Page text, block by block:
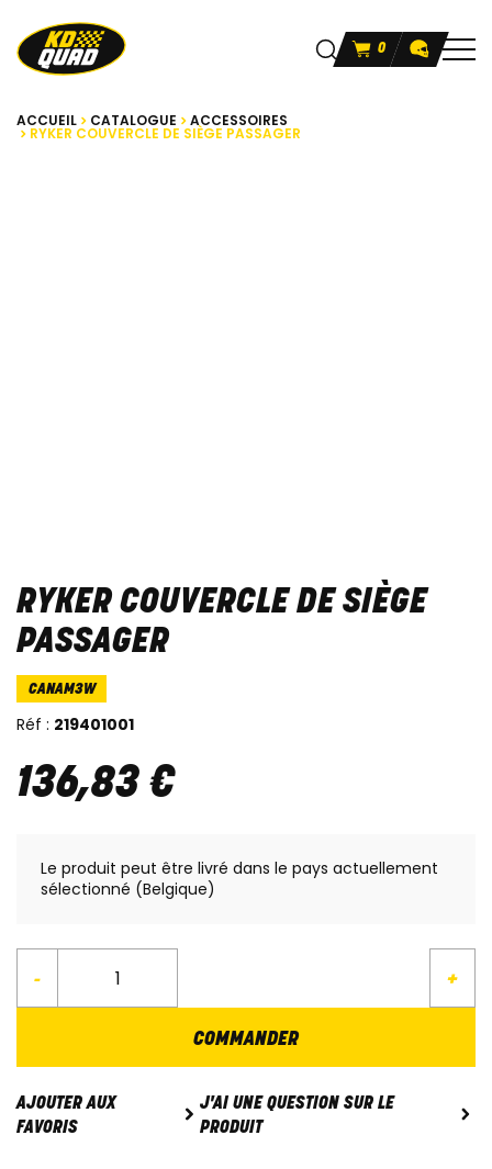
0
ACCUEIL CATALOGUE ACCESSOIRES
RYKER COUVERCLE DE SIÈGE PASSAGER
RYKER COUVERCLE DE SIÈGE
PASSAGER
CANAM3W
Réf : 219401001
136,83 €
Le produit peut être livré dans le pays actuellement
sélectionné (Belgique)
- +
COMMANDER
AJOUTER AUX
FAVORIS
J'AI UNE QUESTION SUR LE
PRODUIT